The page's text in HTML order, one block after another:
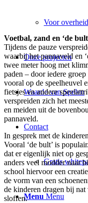
Voor overheid
Onze projecten
Waarde van Spelen
Contact
Gratis
Menu Menu
Voetbal, zand en ‘de
Tijdens de pauze
waarbij het pannaveld en
twee meter hoog met
paden – door iedere
vooral op de speelheuvel
fietsjes en andere
verspreiden zich het
en meiden uit de
pannaveld.
In gesprek met de
Vooral ‘de bult’ is
dat er eigenlijk niet op
anders veel modder naar
school hiervoor een
de vorm van een
de kinderen dragen bij
sloffen.